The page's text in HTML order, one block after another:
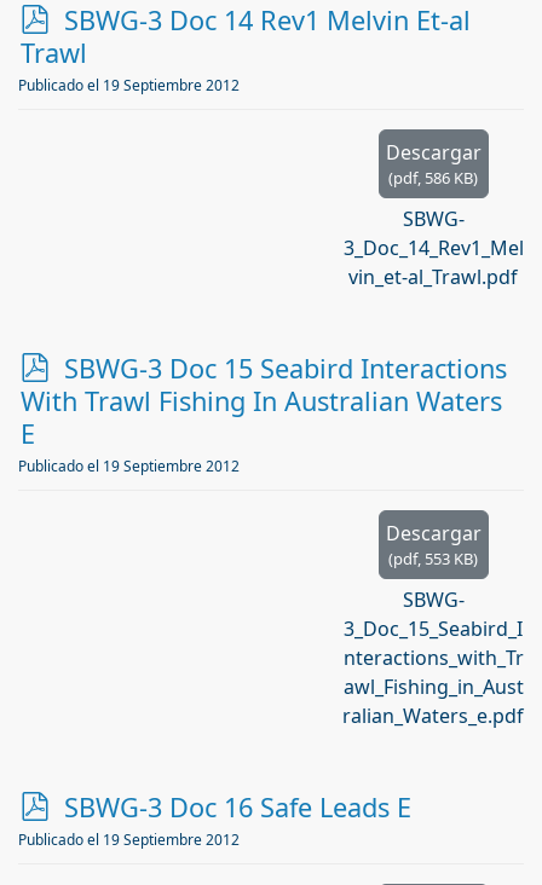
p
d
f
SBWG-3 Doc 14 Rev1 Melvin Et-al
Trawl
Publicado el 19 Septiembre 2012
Descargar
(pdf, 586 KB)
SBWG-
3_Doc_14_Rev1_Mel
vin_et-al_Trawl.pdf
p
d
SBWG-3 Doc 15 Seabird Interactions
With Trawl Fishing In Australian Waters
E
Publicado el 19 Septiembre 2012
Descargar
(pdf, 553 KB)
SBWG-
3_Doc_15_Seabird_I
nteractions_with_Tr
awl_Fishing_in_Aust
ralian_Waters_e.pdf
p
d
SBWG-3 Doc 16 Safe Leads E
Publicado el 19 Septiembre 2012